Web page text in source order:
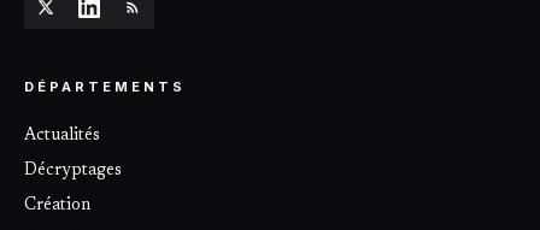
DÉPARTEMENTS
Actualités
Décryptages
Création